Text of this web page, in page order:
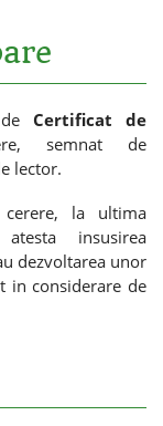
Certificat de
semnat de
lector.
la ultima
insusirea
dezvoltarea unor
in considerare de